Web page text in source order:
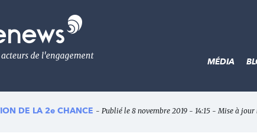
MÉDIA
DE LA 2e CHANCE - Publié le 8 novembre 2019 - 14:15 - Mise à jour